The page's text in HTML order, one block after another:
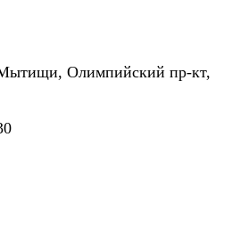
Олимпийский пр-кт,